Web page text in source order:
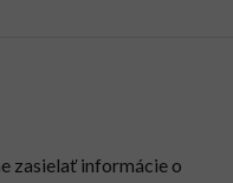
zasielať informácie o